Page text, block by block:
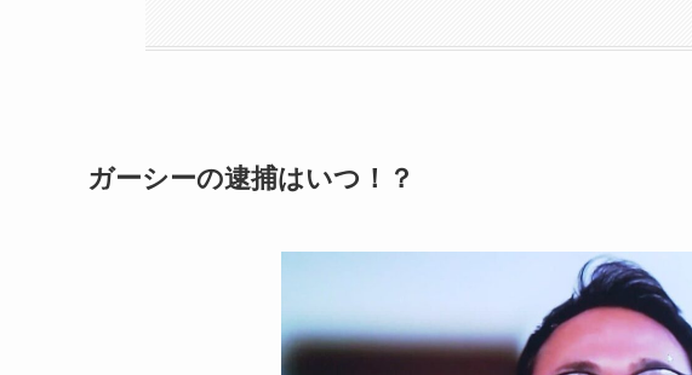
ガーシーの逮捕はいつ！？